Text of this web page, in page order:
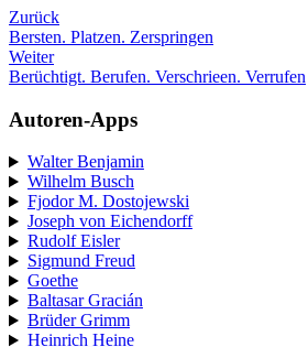
Zurück
Bersten. Platzen. Zerspringen
Weiter
Berüchtigt. Berufen. Verschrieen. Verrufen
Autoren-Apps
Walter Benjamin
Wilhelm Busch
Fjodor M. Dostojewski
Joseph von Eichendorff
Rudolf Eisler
Sigmund Freud
Goethe
Baltasar Gracián
Brüder Grimm
Heinrich Heine